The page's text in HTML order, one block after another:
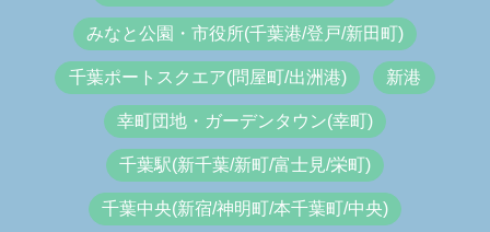
みなと公園・市役所(千葉港/登戸/新田町)
千葉ポートスクエア(問屋町/出洲港) 新港
幸町団地・ガーデンタウン(幸町)
千葉駅(新千葉/新町/富士見/栄町)
千葉中央(新宿/神明町/本千葉町/中央)